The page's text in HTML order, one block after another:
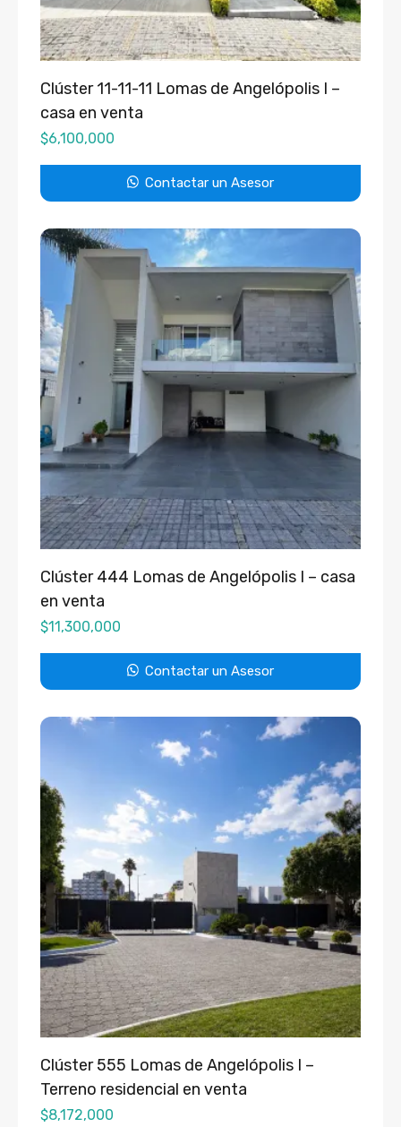
Clúster 11-11-11 Lomas de Angelópolis I –
casa en venta
$6,100,000
Contactar un Asesor
Clúster 444 Lomas de Angelópolis I – casa
en venta
$11,300,000
Contactar un Asesor
Clúster 555 Lomas de Angelópolis I –
Terreno residencial en venta
$8,172,000